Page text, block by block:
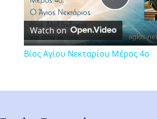
Play
Video
Watch on
Βίος Αγίου Νεκταρίου Μέρος 4ο